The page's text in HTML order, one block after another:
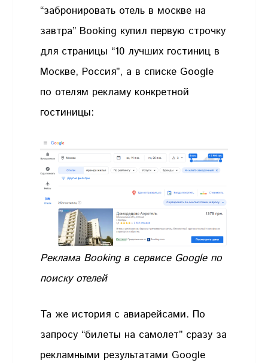
“забронировать отель в москве на
завтра” Booking купил первую строчку
для страницы “10 лучших гостиниц в
Москве, Россия”, а в списке Google
по отелям рекламу конкретной
гостиницы:
Реклама Booking в сервисе Google по
поиску отелей
Та же история с авиарейсами. По
запросу “билеты на самолет” сразу за
рекламными результатами Google